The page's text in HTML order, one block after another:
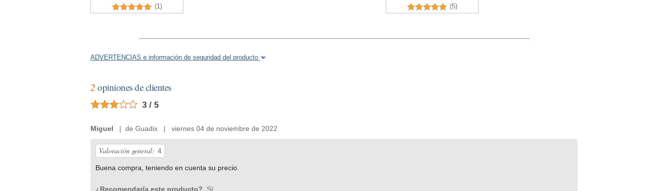
(1) (5)
ADVERTENCIAS e información de seguridad del producto
2 opiniones de clientes
3 / 5
Miguel | de Guadix | viernes 04 de noviembre de 2022
Valoración general: 4
Buena compra, teniendo en cuenta su precio.
¿Recomendaría este producto? Sí